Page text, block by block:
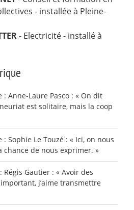
- installée à Pleine-
- Electricité - installé à
Anne-Laure Pasco : « On dit
est solitaire, mais la coop
Sophie Le Touzé : « Ici, on nous
de nous exprimer. »
Gautier : « Avoir des
j’aime transmettre